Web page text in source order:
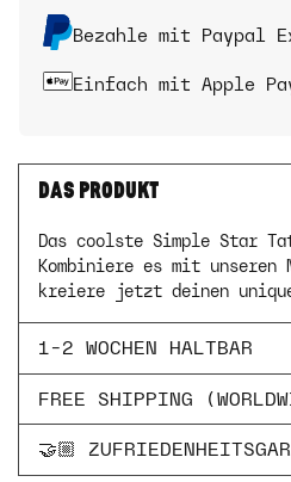
Bezahle mit Paypal
Einfach mit Apple
DAS PRODUKT
Das coolste Simple Star
Kombiniere es mit
kreiere jetzt deinen
1-2 WOCHEN HALTBAR
FREE SHIPPING
🤝🏼